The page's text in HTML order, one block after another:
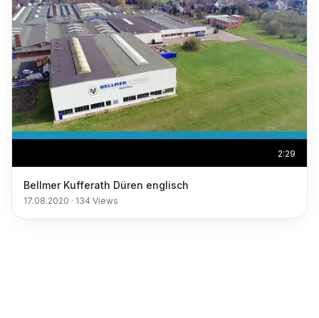
2:29
Bellmer Kufferath Düren englisch
17.08.2020 · 134 Views